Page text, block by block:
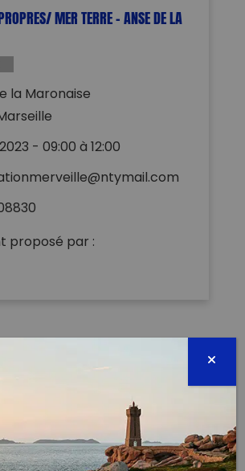
MER TERRE – ANSE DE LA
la Maronaise
- 09:00 à 12:00
proposé par :
Mer Terre !! Beaucoup
groupes font un gros coup de
sur les calanques. Nous serons
le secteur anse de la Maronaise
de palme côté mer! ♻
en mer toutes personnes à